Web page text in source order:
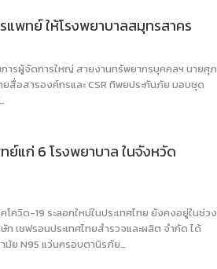
พทย์ ให้โรงพยาบาลสมุทรสาคร
ารผู้จัดการใหญ่ สายงานทรัพยากรบุคคลฯ นายศุภ
สื่อสารองค์กรและ CSR ทิพยประกันภัย มอบชุด
แก่ 6 โรงพยาบาล ในจังหวัด
ควิด-19 ระลอกใหม่ในประเทศไทย ยังคงอยู่ในช่วง
ท เชฟรอนประเทศไทยสำรวจและผลิต จำกัด ได้
ย N95 แว่นครอบตานิรภัย…